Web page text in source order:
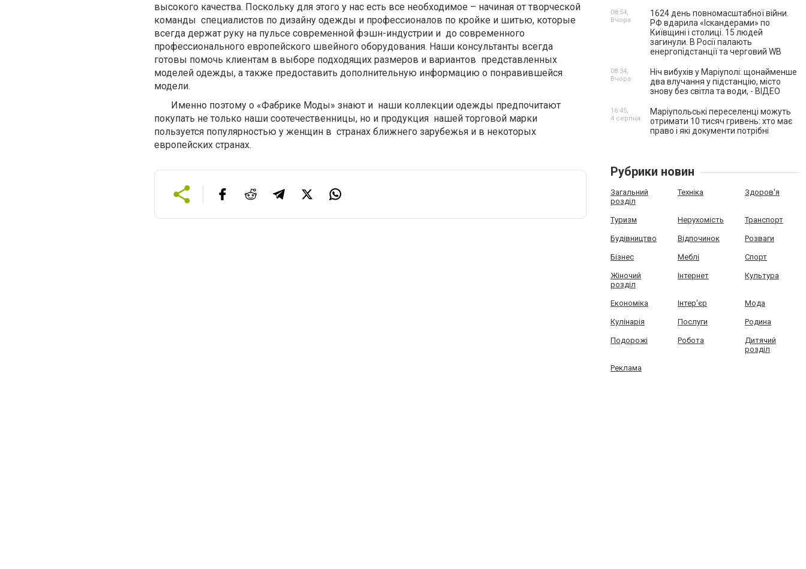
высокого качества. Поскольку для этого у нас есть все необходимое – начиная от творческой
команды специалистов по дизайну одежды и профессионалов по кройке и шитью, которые
всегда держат руку на пульсе современной фэшн-индустрии и до современного
профессионального европейского швейного оборудования. Наши консультанты всегда
готовы помочь клиентам в выборе подходящих размеров и вариантов представленных
моделей одежды, а также предоставить дополнительную информацию о понравившейся
модели.
Именно поэтому о «Фабрике Моды» знают и наши коллекции одежды предпочитают
покупать не только наши соотечественницы, но и продукция нашей торговой марки
пользуется популярностью у женщин в странах ближнего зарубежья и в некоторых
европейских странах.
1624 день повномасштабної війни.
РФ вдарила «Іскандерами» по
Київщині і столиці. 15 людей
загинули. В Росії палають
енергопідстанції та черговий WB
08:54,
Вчора
Ніч вибухів у Маріуполі: щонайменше
два влучання у підстанцію, місто
знову без світла та води, - ВІДЕО
08:34,
Вчора
Маріупольські переселенці можуть
отримати 10 тисяч гривень: хто має
право і які документи потрібні
16:45,
4 серпня
Рубрики новин
Загальний
розділ
Техніка Здоров'я
Туризм Нерухомість Транспорт
Будівництво Відпочинок Розваги
Бізнес Меблі Спорт
Жіночий
розділ
Інтернет Культура
Економіка Інтер'єр Мода
Кулінарія Послуги Родина
Подорожі Робота
Дитячий
розділ
Реклама